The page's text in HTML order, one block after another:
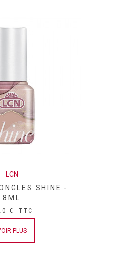
HYDROXIDE •
• CI 77002 / ALUMINUM
CI 77891 / TITANIUM
/ IRON OXIDES • MICA • CI
15850 / RED 6 LAKE • CI 77120 /
/ RED 34 LAKE • CI 15850 / RED
FERROCYANIDE • CI
• CI 77288 /
• CI 77400 / BRONZE POWDER •
LCN
SHINE -
8ML
€ TTC
PLUS